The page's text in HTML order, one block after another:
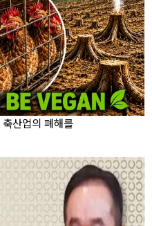
축산업의 폐해를